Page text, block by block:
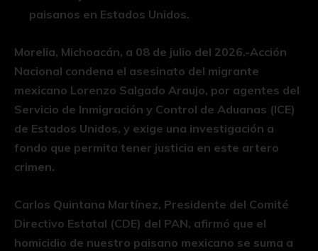
paisanos en Estados Unidos.
Morelia, Michoacán, a 08 de julio del 2026.-Acción
Nacional condena el asesinato del migrante
mexicano Lorenzo Salgado Araujo, por agentes del
Servicio de Inmigración y Control de Aduanas (ICE)
de Estados Unidos, y exige una investigación a
fondo que permita tener justicia en este artero
crimen.
Carlos Quintana Martínez, Presidente del Comité
Directivo Estatal (CDE) del PAN, afirmó que el
homicidio de nuestro paisano mexicano se suma a